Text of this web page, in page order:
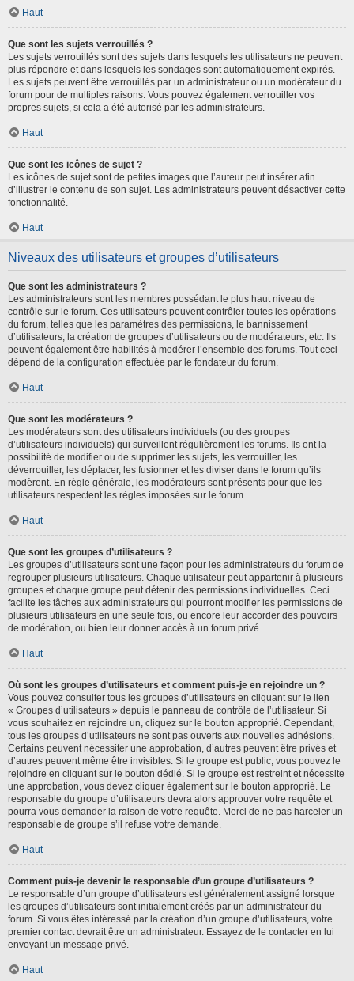
Haut
Que sont les sujets verrouillés ?
Les sujets verrouillés sont des sujets dans lesquels les utilisateurs ne peuvent
plus répondre et dans lesquels les sondages sont automatiquement expirés.
Les sujets peuvent être verrouillés par un administrateur ou un modérateur du
forum pour de multiples raisons. Vous pouvez également verrouiller vos
propres sujets, si cela a été autorisé par les administrateurs.
Haut
Que sont les icônes de sujet ?
Les icônes de sujet sont de petites images que l’auteur peut insérer afin
d’illustrer le contenu de son sujet. Les administrateurs peuvent désactiver cette
fonctionnalité.
Haut
Niveaux des utilisateurs et groupes d’utilisateurs
Que sont les administrateurs ?
Les administrateurs sont les membres possédant le plus haut niveau de
contrôle sur le forum. Ces utilisateurs peuvent contrôler toutes les opérations
du forum, telles que les paramètres des permissions, le bannissement
d’utilisateurs, la création de groupes d’utilisateurs ou de modérateurs, etc. Ils
peuvent également être habilités à modérer l’ensemble des forums. Tout ceci
dépend de la configuration effectuée par le fondateur du forum.
Haut
Que sont les modérateurs ?
Les modérateurs sont des utilisateurs individuels (ou des groupes
d’utilisateurs individuels) qui surveillent régulièrement les forums. Ils ont la
possibilité de modifier ou de supprimer les sujets, les verrouiller, les
déverrouiller, les déplacer, les fusionner et les diviser dans le forum qu’ils
modèrent. En règle générale, les modérateurs sont présents pour que les
utilisateurs respectent les règles imposées sur le forum.
Haut
Que sont les groupes d’utilisateurs ?
Les groupes d’utilisateurs sont une façon pour les administrateurs du forum de
regrouper plusieurs utilisateurs. Chaque utilisateur peut appartenir à plusieurs
groupes et chaque groupe peut détenir des permissions individuelles. Ceci
facilite les tâches aux administrateurs qui pourront modifier les permissions de
plusieurs utilisateurs en une seule fois, ou encore leur accorder des pouvoirs
de modération, ou bien leur donner accès à un forum privé.
Haut
Où sont les groupes d’utilisateurs et comment puis-je en rejoindre un ?
Vous pouvez consulter tous les groupes d’utilisateurs en cliquant sur le lien
« Groupes d’utilisateurs » depuis le panneau de contrôle de l’utilisateur. Si
vous souhaitez en rejoindre un, cliquez sur le bouton approprié. Cependant,
tous les groupes d’utilisateurs ne sont pas ouverts aux nouvelles adhésions.
Certains peuvent nécessiter une approbation, d’autres peuvent être privés et
d’autres peuvent même être invisibles. Si le groupe est public, vous pouvez le
rejoindre en cliquant sur le bouton dédié. Si le groupe est restreint et nécessite
une approbation, vous devez cliquer également sur le bouton approprié. Le
responsable du groupe d’utilisateurs devra alors approuver votre requête et
pourra vous demander la raison de votre requête. Merci de ne pas harceler un
responsable de groupe s’il refuse votre demande.
Haut
Comment puis-je devenir le responsable d’un groupe d’utilisateurs ?
Le responsable d’un groupe d’utilisateurs est généralement assigné lorsque
les groupes d’utilisateurs sont initialement créés par un administrateur du
forum. Si vous êtes intéressé par la création d’un groupe d’utilisateurs, votre
premier contact devrait être un administrateur. Essayez de le contacter en lui
envoyant un message privé.
Haut